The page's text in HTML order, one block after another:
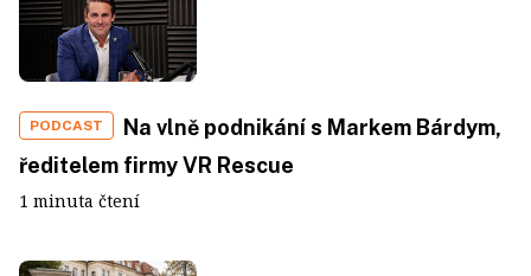
PODCAST
Na vlně podnikání s Markem Bárdym,
ředitelem firmy VR Rescue
1 minuta čtení